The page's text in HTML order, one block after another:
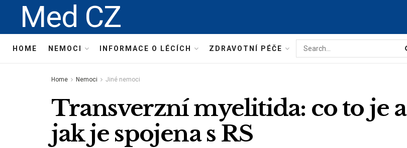
Med CZ
HOME NEMOCI INFORMACE O LÉCÍCH ZDRAVOTNÍ PÉČE
Home Nemoci Jiné nemoci
Transverzní myelitida: co to je a
jak je spojena s RS